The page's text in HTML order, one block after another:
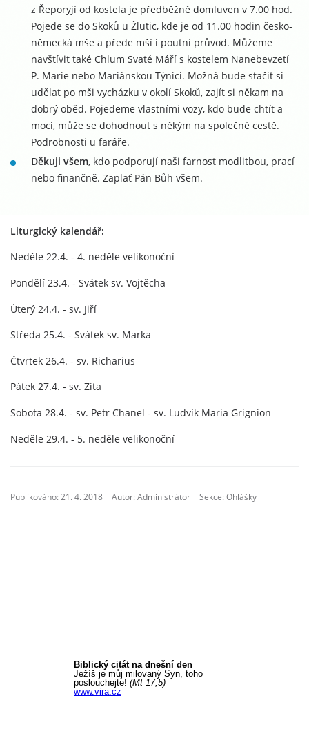
z Řeporyjí od kostela je předběžně domluven v 7.00 hod.
Pojede se do Skoků u Žlutic, kde je od 11.00 hodin česko-
německá mše a přede mší i poutní průvod. Můžeme
navštívit také Chlum Svaté Máří s kostelem Nanebevzetí
P. Marie nebo Mariánskou Týnici. Možná bude stačit si
udělat po mši vycházku v okolí Skoků, zajít si někam na
dobrý oběd. Pojedeme vlastními vozy, kdo bude chtít a
moci, může se dohodnout s někým na společné cestě.
Podrobnosti u faráře.
Děkuji všem, kdo podporují naši farnost modlitbou, prací
nebo finančně. Zaplať Pán Bůh všem.
Liturgický kalendář:
Neděle 22.4. - 4. neděle velikonoční
Pondělí 23.4. - Svátek sv. Vojtěcha
Úterý 24.4. - sv. Jiří
Středa 25.4. - Svátek sv. Marka
Čtvrtek 26.4. - sv. Richarius
Pátek 27.4. - sv. Zita
Sobota 28.4. - sv. Petr Chanel - sv. Ludvík Maria Grignion
Neděle 29.4. - 5. neděle velikonoční
Publikováno: 21. 4. 2018 Autor:Administrátor Sekce:Ohlášky